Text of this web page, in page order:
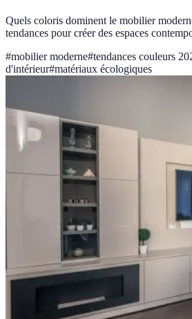
Quels coloris dominent le mobilier
tendances pour créer des espaces
#mobilier moderne#tendances couleurs
d'intérieur#matériaux écologiques